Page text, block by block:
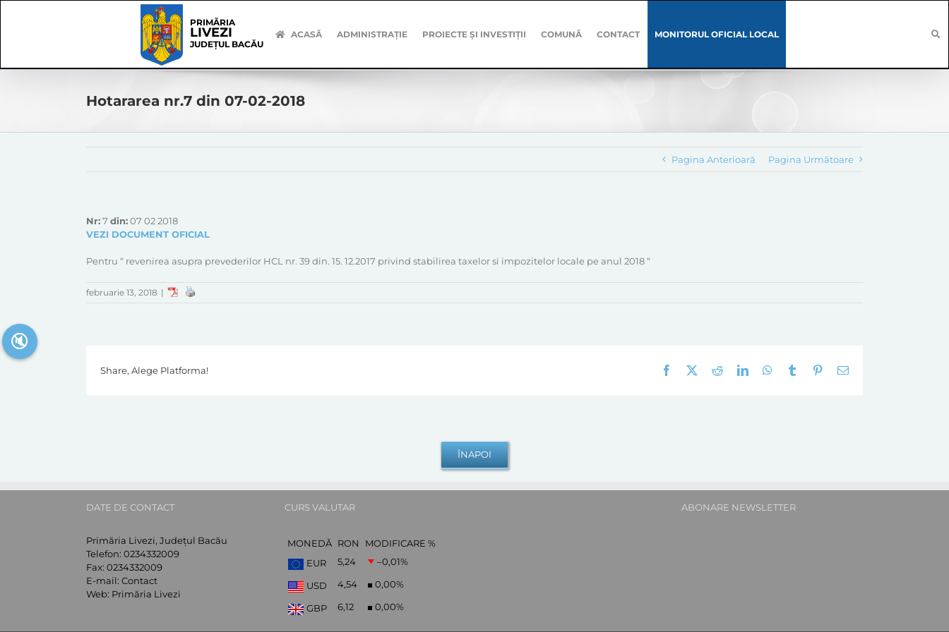
PRIMĂRIA
LIVEZI
JUDEȚUL BACĂU
ACASĂ ADMINISTRAȚIE PROIECTE ȘI INVESTIȚII COMUNĂ CONTACT MONITORUL OFICIAL LOCAL
Hotararea nr.7 din 07-02-2018
Pagina Anterioară Pagina Următoare
Nr:7 din:07 02 2018
VEZI DOCUMENT OFICIAL
Pentru “ revenirea asupra prevederilor HCL nr. 39 din. 15. 12.2017 privind stabilirea taxelor si impozitelor locale pe anul 2018 “
februarie 13, 2018 |
Share, Alege Platforma! Facebook RedditLinkedInWhatsApp
Tumblr Pinterest
E-
DATE DE CONTACT
Primăria Livezi, Județul Bacău
Telefon: 0234332009
Fax: 0234332009
E-mail: Contact
Web: Primăria Livezi
CURS VALUTAR
MONEDĂ RON
MODIFICARE %
EUR
5,24 –0,01%
USD 4,54 0,00%
GBP 6,12 0,00%
ABONARE NEWSLETTER
🔇